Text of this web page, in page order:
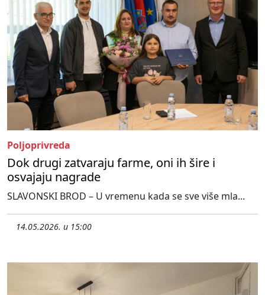
Poljoprivreda
Dok drugi zatvaraju farme, oni ih šire i
osvajaju nagrade
SLAVONSKI BROD – U vremenu kada se sve više mla...
14.05.2026. u 15:00